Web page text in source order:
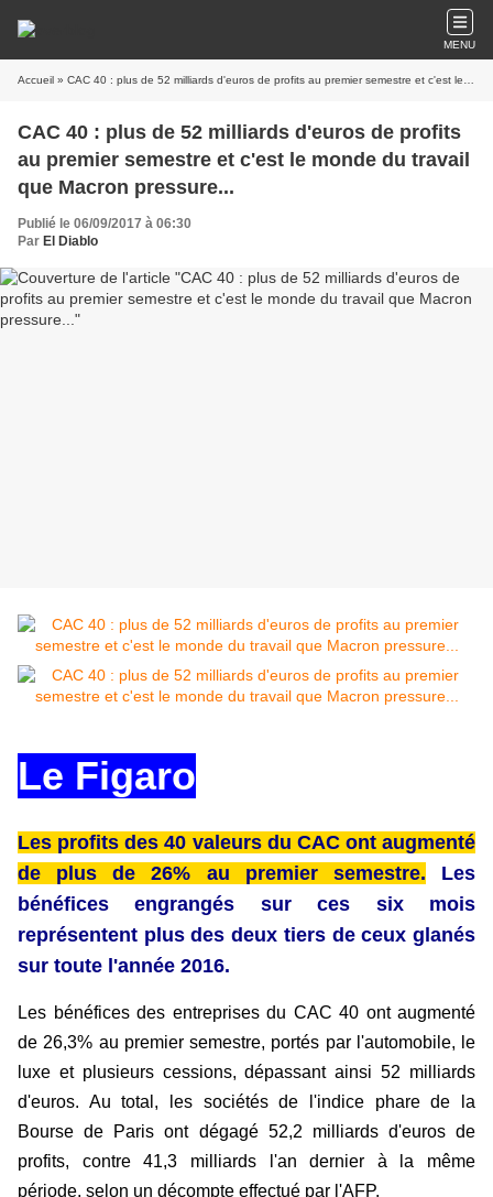
MENU
Accueil » CAC 40 : plus de 52 milliards d'euros de profits au premier semestre et c'est le monde du travail que Macron pressure...
CAC 40 : plus de 52 milliards d'euros de profits
au premier semestre et c'est le monde du travail
que Macron pressure...
Publié le 06/09/2017 à 06:30
Par El Diablo
Le Figaro
Les profits des 40 valeurs du CAC ont augmenté
de plus de 26% au premier semestre.
Les
bénéfices engrangés sur ces six mois
représentent plus des deux tiers de ceux glanés
sur toute l'année 2016.
Les bénéfices des entreprises du CAC 40 ont augmenté
de 26,3% au premier semestre, portés par l'automobile, le
luxe et plusieurs cessions, dépassant ainsi 52 milliards
d'euros. Au total, les sociétés de l'indice phare de la
Bourse de Paris ont dégagé 52,2 milliards d'euros de
profits, contre 41,3 milliards l'an dernier à la même
période, selon un décompte effectué par l'AFP.